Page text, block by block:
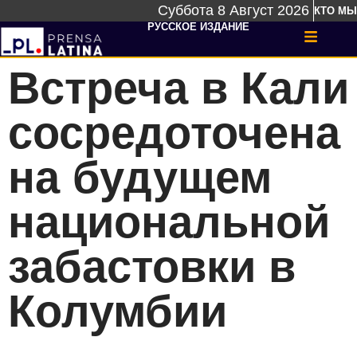
Суббота 8 Август 2026 КТО МЫ
РУССКОЕ ИЗДАНИЕ
Встреча в Кали
сосредоточена
на будущем
национальной
забастовки в
Колумбии